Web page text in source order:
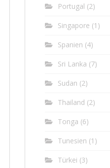
Portugal (2)
Singapore (1)
Spanien (4)
Sri Lanka (7)
Sudan (2)
Thailand (2)
Tonga (6)
Tunesien (1)
Türkei (3)